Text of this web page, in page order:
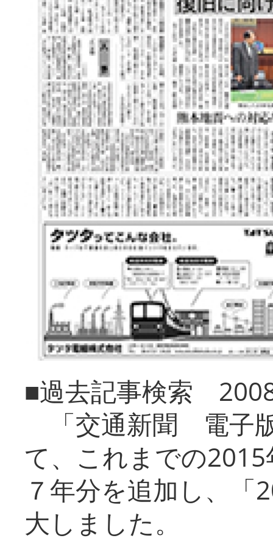
■過去記事検索
「交通新聞 電子
て、これまでの
７年分を追加し、「
大しまし